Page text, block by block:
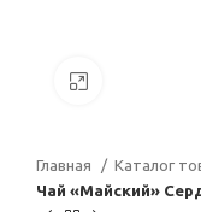
Главная Каталог
Чай «Майский»